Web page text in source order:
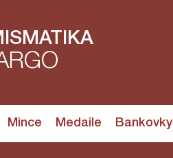
Mince Medaile Bankovky